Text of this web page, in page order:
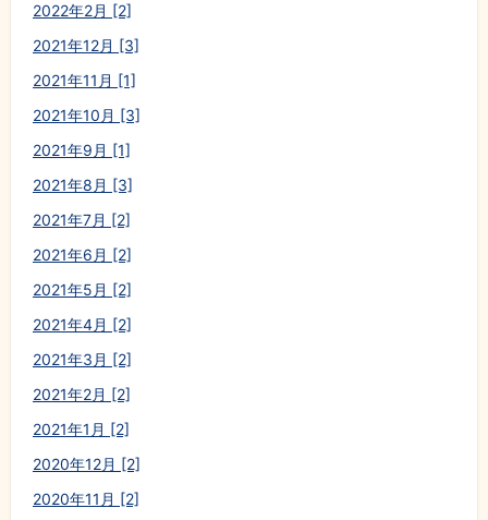
2022年2月 [2]
2021年12月 [3]
2021年11月 [1]
2021年10月 [3]
2021年9月 [1]
2021年8月 [3]
2021年7月 [2]
2021年6月 [2]
2021年5月 [2]
2021年4月 [2]
2021年3月 [2]
2021年2月 [2]
2021年1月 [2]
2020年12月 [2]
2020年11月 [2]